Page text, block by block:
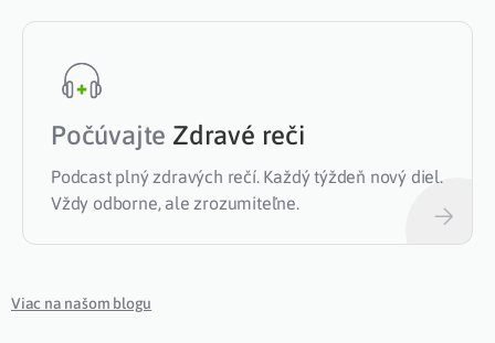
Počúvajte Zdravé reči
Podcast plný zdravých rečí. Každý týždeň nový diel.
Vždy odborne, ale zrozumiteľne.
Viac na našom blogu